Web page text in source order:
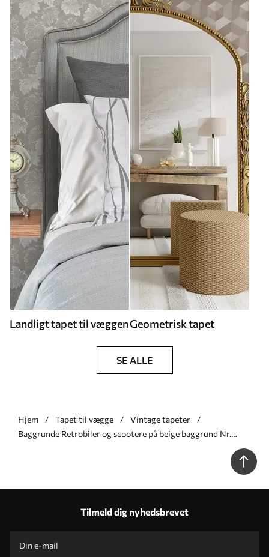
Landligt tapet til væggenGeometrisk tapet
SE ALLE
Hjem Tapet til vægge
Vintage tapeter
Baggrunde Retrobiler og scootere på beige baggrund Nr.
Tilmeld dig nyhedsbrevet